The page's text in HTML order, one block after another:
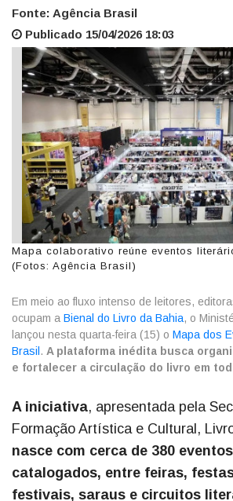
Fonte: Agência Brasil
Publicado 15/04/2026 18:03
Mapa colaborativo reúne eventos
(Fotos: Agência Brasil)
Em meio ao fluxo intenso de leitores,
ocupam a Bienal do Livro da Bahia, o
lançou nesta quarta-feira (15) o Mapa dos
Brasil . A plataforma inédita busca
e fortalecer a circulação do livro em
A iniciativa, apresentada pela
Formação Artística e Cultural,
nasce com cerca de 380
catalogados, entre feiras,
festivais, saraus e circuitos